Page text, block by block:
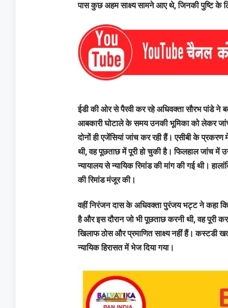
पास कुछ अहम साक्ष्य सामने आए थे, जिनकी पुष्टि के
ईडी की ओर से पैरवी कर रहे अधिवक्ता सौरभ पांडे ने
आबकारी घोटाले के समय उनकी भूमिका को लेकर
दोनों ही एजेंसियां जांच कर रही हैं। एसीबी के
थी, वह पूछताछ में पूरी हो चुकी है। फिलहाल जांच
न्यायालय से न्यायिक रिमांड की मांग की गई थी।
की रिमांड मंजूर की।
वहीं निरंजन दास के अधिवक्ता पुरंजय भट्ट ने कहा कि
है और इस दौरान जो भी पूछताछ करनी थी, वह पूरी
खिलाफ ठोस और प्रमाणित साक्ष्य नहीं हैं। कस्टडी
न्यायिक हिरासत में भेज दिया गया।